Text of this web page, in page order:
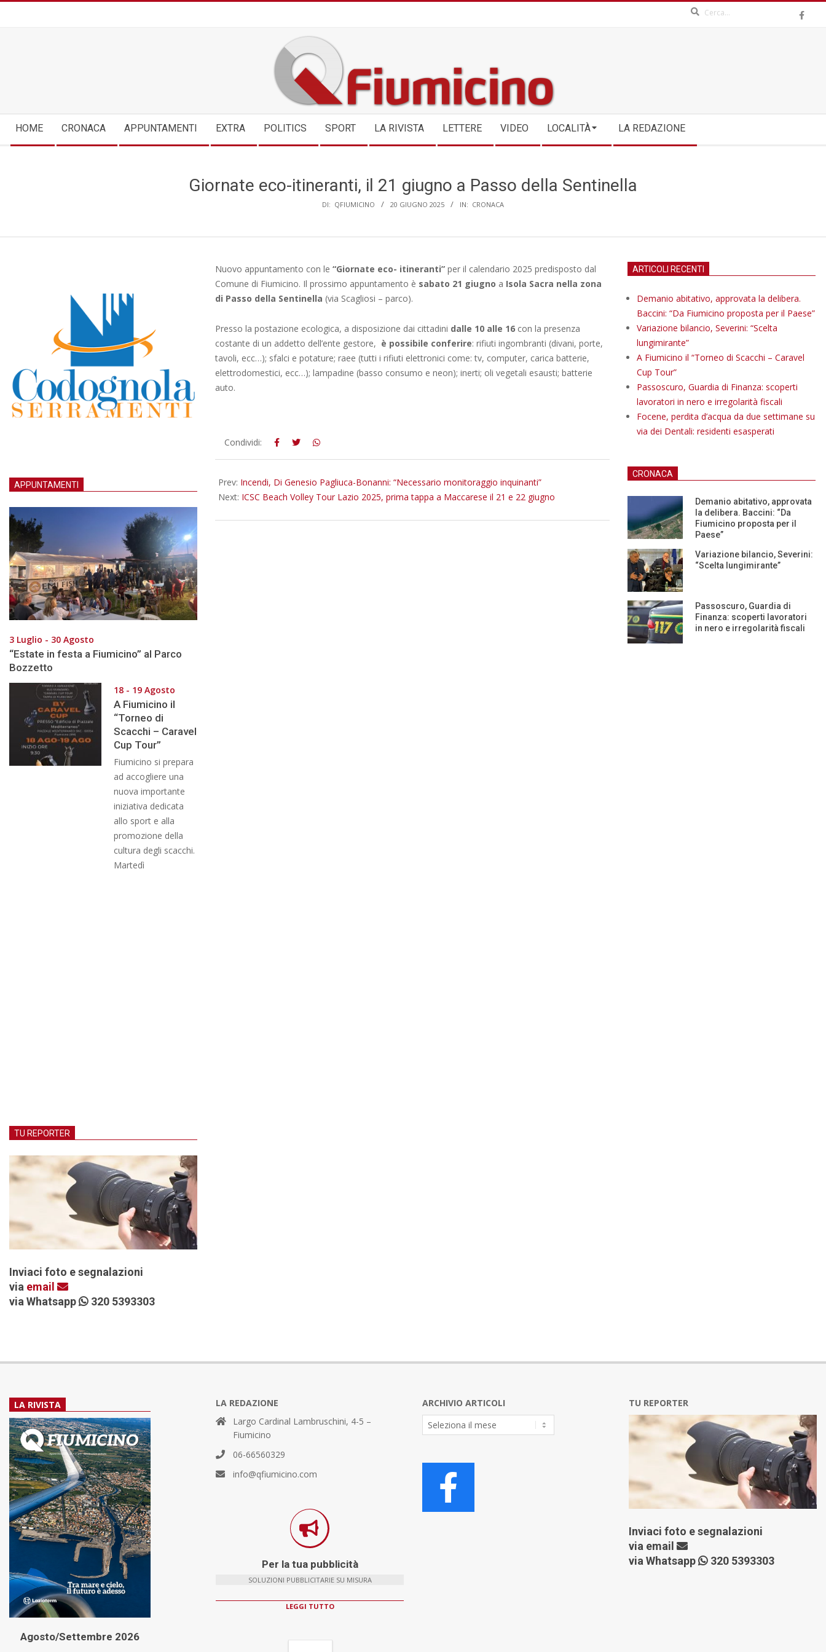
QFIUMICINO.COM
Navigation
Menu
HOME CRONACA APPUNTAMENTI EXTRA POLITICS SPORT LA RIVISTA LETTERE VIDEO LOCALITÀ LA REDAZIONE
Giornate eco-itineranti, il 21 giugno a Passo della Sentinella
DI: QFIUMICINO 20 GIUGNO 2025 IN: CRONACA
Nuovo appuntamento con le “Giornate eco- itineranti” per il calendario 2025 predisposto dal
Comune di Fiumicino. Il prossimo appuntamento è sabato 21 giugno a Isola Sacra nella zona
di Passo della Sentinella (via Scagliosi – parco).
Presso la postazione ecologica, a disposizione dai cittadini dalle 10 alle 16 con la presenza
costante di un addetto dell’ente gestore, è possibile conferire: rifiuti ingombranti (divani, porte,
tavoli, ecc…); sfalci e potature; raee (tutti i rifiuti elettronici come: tv, computer, carica batterie,
elettrodomestici, ecc…); lampadine (basso consumo e neon); inerti; oli vegetali esausti; batterie
auto.
2025-
06-
Condividi:
Prev: Incendi, Di Genesio Pagliuca-Bonanni: “Necessario monitoraggio inquinanti”
Next: ICSC Beach Volley Tour Lazio 2025, prima tappa a Maccarese il 21 e 22 giugno
APPUNTAMENTI
3 Luglio - 30 Agosto
“Estate in festa a Fiumicino” al Parco
Bozzetto
18 - 19 Agosto
A Fiumicino il
“Torneo di
Scacchi – Caravel
Cup Tour”
Fiumicino si prepara
ad accogliere una
nuova importante
iniziativa dedicata
allo sport e alla
promozione della
cultura degli scacchi.
Martedì
TU REPORTER
Inviaci foto e segnalazioni
via email
via Whatsapp
320 5393303
ARTICOLI RECENTI
Demanio abitativo, approvata la delibera.
Baccini: “Da Fiumicino proposta per il Paese”
Variazione bilancio, Severini: “Scelta
lungimirante”
A Fiumicino il “Torneo di Scacchi – Caravel
Cup Tour”
Passoscuro, Guardia di Finanza: scoperti
lavoratori in nero e irregolarità fiscali
Focene, perdita d’acqua da due settimane su
via dei Dentali: residenti esasperati
CRONACA
Demanio abitativo, approvata
la delibera. Baccini: “Da
Fiumicino proposta per il
Paese”
Variazione bilancio, Severini:
“Scelta lungimirante”
Passoscuro, Guardia di
Finanza: scoperti lavoratori
in nero e irregolarità fiscali
LA RIVISTA
Agosto/Settembre 2026
LA REDAZIONE
Largo Cardinal Lambruschini, 4-5 –
Fiumicino
06-66560329
info@qfiumicino.com
Per la tua pubblicità
SOLUZIONI PUBBLICITARIE SU MISURA
LEGGI TUTTO
ARCHIVIO ARTICOLI
Archivio
Articoli
TU REPORTER
Inviaci foto e segnalazioni
via email
via Whatsapp
320 5393303